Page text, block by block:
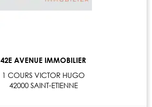
42E AVENUE IMMOBILIER
1 COURS VICTOR HUGO
42000 SAINT-ETIENNE